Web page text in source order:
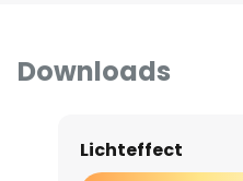
Downloads
Lichteffect